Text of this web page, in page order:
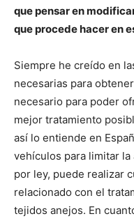
que pensar en
que procede hacer en
Siempre he creído en
necesarias para
necesario para poder
mejor tratamiento
así lo entiende en
vehículos para limitar
por ley, puede realizar
relacionado con el
tejidos anejos. En